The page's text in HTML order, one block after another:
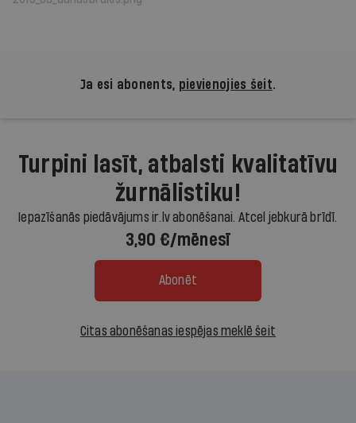
Ja esi abonents, pievienojies šeit.
Turpini lasīt, atbalsti kvalitatīvu
žurnālistiku!
Iepazīšanās piedāvājums ir.lv abonēšanai. Atcel jebkurā brīdī.
3,90 €/mēnesī
Abonēt
Citas abonēšanas iespējas meklē šeit